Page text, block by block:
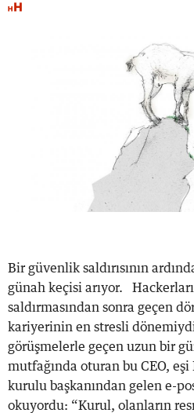
Bir güvenlik saldırısının
günah keçisi arıyor.
saldırmasından sonra geçen
kariyerinin en stresli
görüşmelerle geçen uzun bir
mutfağında oturan bu CEO,
kurulu başkanından gelen e-
okuyordu: “Kurul, olanların